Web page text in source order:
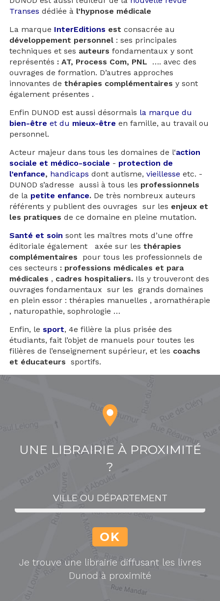
Transesdédiée à l’hypnose médicale
La marque InterEditions estconsacrée au
développement personnel : ses principales
techniques et ses auteurs fondamentaux y sont
représentés : AT, Process Com, PNL …. avec des
ouvrages de formation. D’autres approches
innovantes dethérapies complémentaires y sont
également présentes .
Enfin DUNOD est aussi désormais la marque du
bien-êtreet du mieux-être en famille, au travail ou
personnel.
Acteur majeur dans tous les domaines de l‘action
sociale et médico-sociale - protection de
l’enfance, handicaps dont autisme,vieillesse etc. -
DUNOD s’adresse aussi à tous les professionnels
de la petite enfance. De très nombreux auteurs
référents y publient des ouvrages sur les enjeux et
les pratiquesde ce domaine en pleine mutation.
Santé et soin sont les maîtres mots d’une offre
éditoriale également axée sur lesthérapies
complémentaires pour tous les professionnels de
ces secteurs : professions médicales et para
médicales , cadres hospitaliers. Ils y trouveront des
ouvrages fondamentaux sur les grands domaines
en plein essor : thérapies manuelles , aromathérapie
, naturopathie, sophrologie …
Enfin, lesport, 4e filière la plus prisée des
étudiants, fait l’objet de manuels pour toutes les
filières de l’enseignement supérieur, et les coachs
et éducateurs sportifs.
UNE LIBRAIRIE À PROXIMITÉ
?
Je trouve une librairie diffusant les livres
Dunod à proximité